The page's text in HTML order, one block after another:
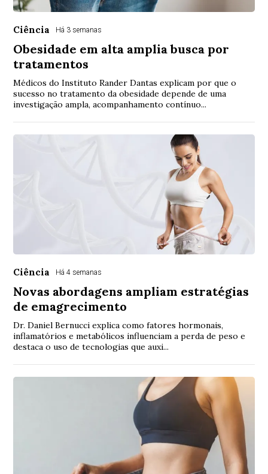
Ciência Há 3 semanas
Obesidade em alta amplia busca por
tratamentos
Médicos do Instituto Rander Dantas explicam por que o
sucesso no tratamento da obesidade depende de uma
investigação ampla, acompanhamento contínuo...
Ciência Há 4 semanas
Novas abordagens ampliam estratégias
de emagrecimento
Dr. Daniel Bernucci explica como fatores hormonais,
inflamatórios e metabólicos influenciam a perda de peso e
destaca o uso de tecnologias que auxi...